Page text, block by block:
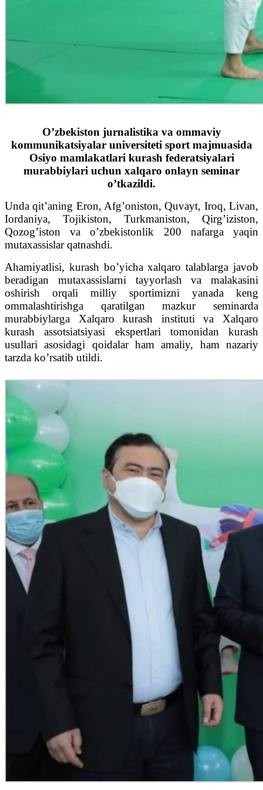
O’zbekiston jurnalistika va ommaviy
kommunikatsiyalar universiteti sport majmuasida
Osiyo mamlakatlari kurash federatsiyalari
murabbiylari uchun xalqaro onlayn seminar
o’tkazildi.
Unda qit’aning Eron, Afg’oniston, Quvayt, Iroq, Livan,
Iordaniya, Tojikiston, Turkmaniston, Qirg’iziston,
Qozog’iston va o’zbekistonlik 200 nafarga yaqin
mutaxassislar qatnashdi.
Ahamiyatlisi, kurash bo’yicha xalqaro talablarga javob
beradigan mutaxassislarni tayyorlash va malakasini
oshirish orqali milliy sportimizni yanada keng
ommalashtirishga qaratilgan mazkur seminarda
murabbiylarga Xalqaro kurash instituti va Xalqaro
kurash assotsiatsiyasi ekspertlari tomonidan kurash
usullari asosidagi qoidalar ham amaliy, ham nazariy
tarzda ko’rsatib utildi.